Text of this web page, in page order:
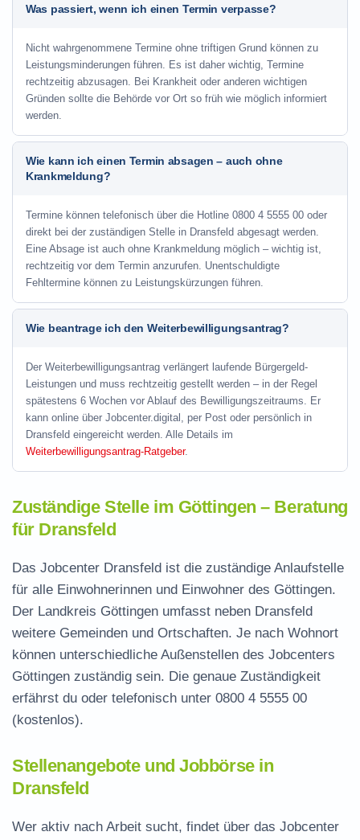
Was passiert, wenn ich einen Termin verpasse?
Nicht wahrgenommene Termine ohne triftigen Grund können zu
Leistungsminderungen führen. Es ist daher wichtig, Termine
rechtzeitig abzusagen. Bei Krankheit oder anderen wichtigen
Gründen sollte die Behörde vor Ort so früh wie möglich informiert
werden.
Wie kann ich einen Termin absagen – auch ohne
Krankmeldung?
Termine können telefonisch über die Hotline 0800 4 5555 00 oder
direkt bei der zuständigen Stelle in Dransfeld abgesagt werden.
Eine Absage ist auch ohne Krankmeldung möglich – wichtig ist,
rechtzeitig vor dem Termin anzurufen. Unentschuldigte
Fehltermine können zu Leistungskürzungen führen.
Wie beantrage ich den Weiterbewilligungsantrag?
Der Weiterbewilligungsantrag verlängert laufende Bürgergeld-
Leistungen und muss rechtzeitig gestellt werden – in der Regel
spätestens 6 Wochen vor Ablauf des Bewilligungszeitraums. Er
kann online über Jobcenter.digital, per Post oder persönlich in
Dransfeld eingereicht werden. Alle Details im
Weiterbewilligungsantrag-Ratgeber.
Zuständige Stelle im Göttingen – Beratung
für Dransfeld
Das Jobcenter Dransfeld ist die zuständige Anlaufstelle
für alle Einwohnerinnen und Einwohner des Göttingen.
Der Landkreis Göttingen umfasst neben Dransfeld
weitere Gemeinden und Ortschaften. Je nach Wohnort
können unterschiedliche Außenstellen des Jobcenters
Göttingen zuständig sein. Die genaue Zuständigkeit
erfährst du oder telefonisch unter 0800 4 5555 00
(kostenlos).
Stellenangebote und Jobbörse in
Dransfeld
Wer aktiv nach Arbeit sucht, findet über das Jobcenter